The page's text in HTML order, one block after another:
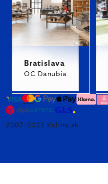
Bratislava
OC Danubia
2007–2025 Kulina.sk